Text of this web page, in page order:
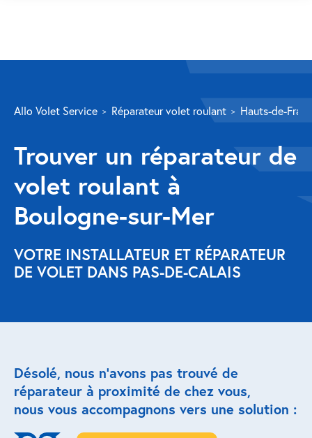
Volet roulant
Réparation
Volet roulant Velux
Au-delà de la fenêtre
Réparation store banne
Réparation portail
Modernisation et domotique
Centralisation volets roulants
Allo Volet Service Réparateur volet roulant Hauts-de-
Trouver un réparateur de
volet roulant à
Boulogne-sur-Mer
VOTRE INSTALLATEUR ET RÉPARATEUR
DE VOLET DANS PAS-DE-CALAIS
Désolé, nous n’avons pas trouvé de
réparateur à proximité de chez vous,
nous vous accompagnons vers une solution :